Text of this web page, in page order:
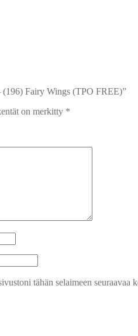
Fairy Wings (TPO FREE)”
on merkitty *
tähän selaimeen seuraavaa